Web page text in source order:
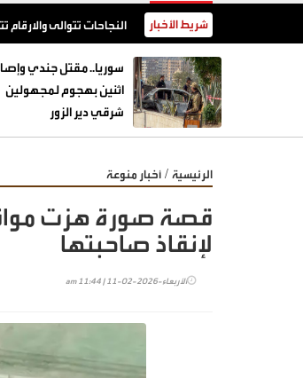
شريط الأخبار النجاحات تتوالى
سوريا.. مقتل جندي
اثنين بهجوم لمجهولين
شرقي دير الزور
الرئيسية / أخبار منوعة
قصة صورة هزت
لإنقاذ صاحبتها
الأربعاء-2026-02-11 | 11:44 am